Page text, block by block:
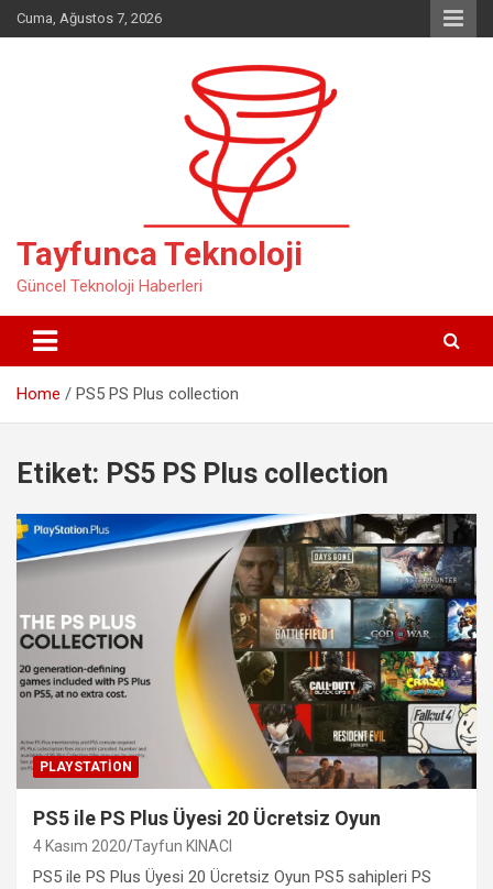
Skip
to
Cuma, Ağustos 7, 2026
Tayfunca Teknoloji
Güncel Teknoloji Haberleri
Home PS5 PS Plus collection
Etiket: PS5 PS Plus collection
PLAYSTATION
PS5 ile PS Plus Üyesi 20 Ücretsiz Oyun
4 Kasım 2020 Tayfun KINACI
PS5 ile PS Plus Üyesi 20 Ücretsiz Oyun PS5 sahipleri PS